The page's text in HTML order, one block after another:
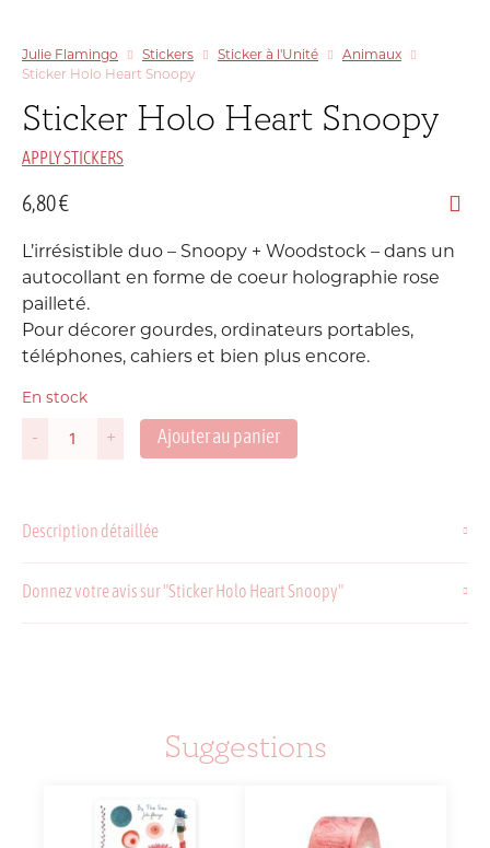
Julie Flamingo Stickers Sticker à l'Unité
Animaux
Sticker Holo Heart Snoopy
Sticker Holo Heart Snoopy
APPLY STICKERS
6,80€
L’irrésistible duo – Snoopy + Woodstock – dans un
autocollant en forme de coeur holographie rose
pailleté.
Pour décorer gourdes, ordinateurs portables,
téléphones, cahiers et bien plus encore.
En stock
-
quantité
Heart
+ Ajouter au panier
Description détaillée
Donnez votre avis sur "Sticker Holo Heart Snoopy"
Suggestions